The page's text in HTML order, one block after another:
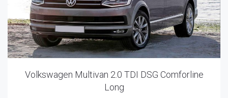
Volkswagen Multivan 2.0 TDI DSG Comforline
Long